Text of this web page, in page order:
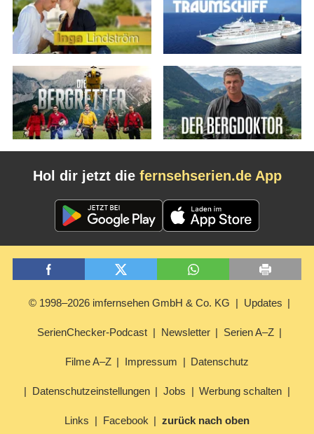
Hol dir jetzt die fernsehserien.de App
© 1998–2026 imfernsehen GmbH & Co. KG Updates
SerienChecker-Podcast Newsletter Serien A–Z
Filme A–Z Impressum Datenschutz
Datenschutzeinstellungen Jobs Werbung schalten
Links Facebook zurück nach oben